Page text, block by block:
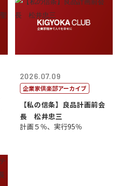
2026.07.09
企業家倶楽部アーカイブ
【私の信条】良品計画前会
長 松井忠三
計画５％、実行95％